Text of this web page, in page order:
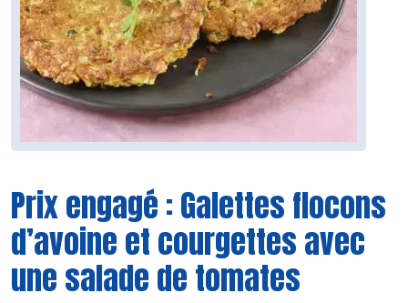
Prix engagé : Galettes flocons
d’avoine et courgettes avec
une salade de tomates